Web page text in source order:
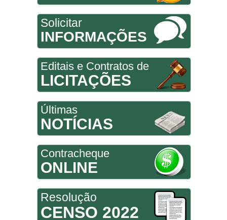
Solicitar
INFORMAÇÕES
Editais e Contratos de
LICITAÇÕES
Últimas
NOTÍCIAS
Contracheque
ONLINE
Resolução
CENSO 2022